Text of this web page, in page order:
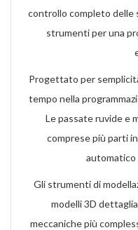
controllo completo delle
strumenti per una
Progettato per
tempo nella
Le passate ruvide e
comprese più parti
automatico
Gli strumenti di
modelli 3D
meccaniche più